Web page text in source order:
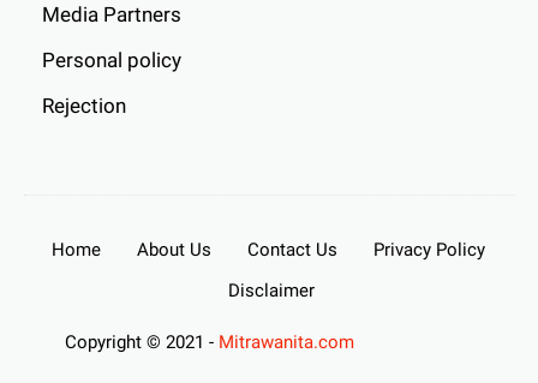
Media Partners
Personal policy
Rejection
Home About Us Contact Us
Privacy Policy
Disclaimer
Copyright © 2021 - Mitrawanita.com